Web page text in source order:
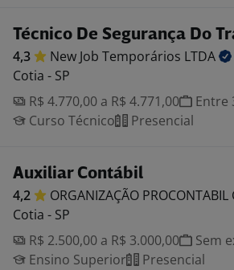
Técnico De Segurança Do
4,3 New Job Temporários LTDA
Cotia - SP
R$ 4.770,00 a R$ 4.771,00
Entre
Curso Técnico
Presencial
Auxiliar Contábil
4,2 ORGANIZAÇÃO PROCONTABIL
Cotia - SP
R$ 2.500,00 a R$ 3.000,00
Sem
Ensino Superior
Presencial